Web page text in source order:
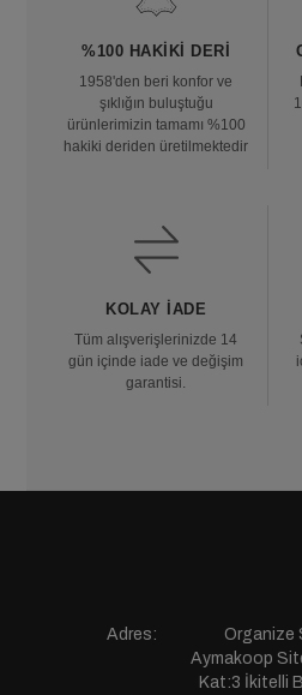
%100 HAKIKI DERI
1958'den beri konfor ve
şıklığın buluştuğu
ürünlerimizin tamamı %100
hakiki deriden üretilmektedir
KOLAY İADE
Tüm alışverişlerinizde 14
gün içinde iade ve değişim
garantisi.
Adres:
Organize
Aymakoop
Kat:3 İkitelli